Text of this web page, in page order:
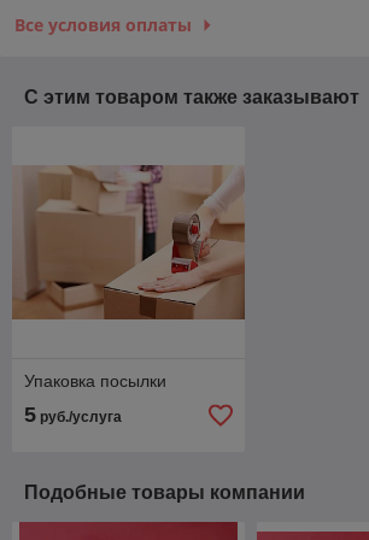
Все условия оплаты
С этим товаром также заказывают
Упаковка посылки
5 руб./услуга
Подобные товары компании